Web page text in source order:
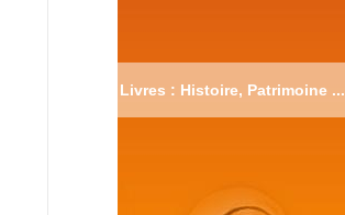
Livres : Histoire, Patrimoine ...